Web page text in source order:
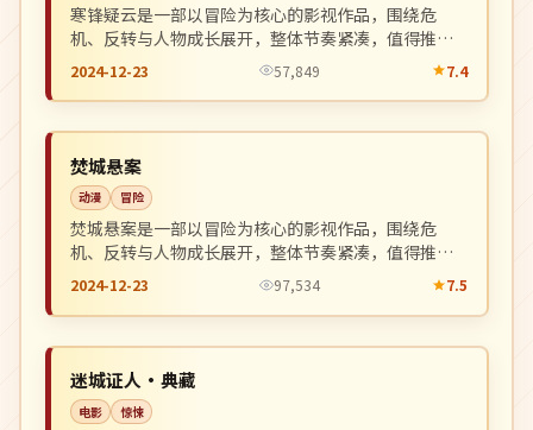
寒锋疑云是一部以冒险为核心的影视作品，围绕危
机、反转与人物成长展开，整体节奏紧凑，值得推荐
观看。
2024-12-23 57,849 7.4
韩国
焚城悬案
动漫 冒险
焚城悬案是一部以冒险为核心的影视作品，围绕危
机、反转与人物成长展开，整体节奏紧凑，值得推荐
观看。
2024-12-23 97,534 7.5
英国
迷城证人·典藏
电影 惊悚